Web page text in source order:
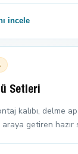
incele
Setleri
kalıbı, delme
getiren hazır